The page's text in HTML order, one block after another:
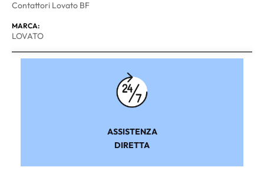
Contattori Lovato BF
MARCA:
LOVATO
ASSISTENZA
DIRETTA